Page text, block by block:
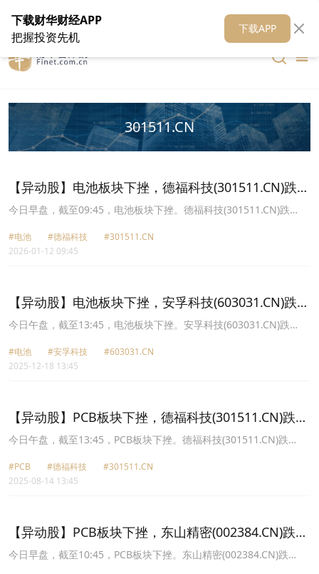
在线客服 关于我们 财华媒体矩阵 财华智库
301511.CN
【异动股】电池板块下挫，德福科技(301511.CN)跌
10.9%
今日早盘，截至09:45，电池板块下挫。德福科技(301511.CN)跌
利(002850.CN)跌5.40%报157.63元，欣旺达(300207.CN)跌5.23%报
24.28元，璞泰来(603659.CN)跌4.80%报26.38元，金银河
#电池 #德福科技
#301511.CN
2026-01-12 09:45
【异动股】电池板块下挫，安孚科技(603031.CN)跌
4.32%
今日午盘，截至13:45，电池板块下挫。安孚科技(603031.CN)跌
股份(002812.CN)跌3.88%报45.09元，万润新能(688275.CN)跌
3.84%报72.45元，湖南裕能(301358.CN)跌3.60%报63.11元，鹏辉
#电池 #安孚科技
#603031.CN
2025-12-18 13:45
【异动股】PCB板块下挫，德福科技(301511.CN)跌
9.66%
今日午盘，截至13:45，PCB板块下挫。德福科技(301511.CN)跌
微装(688630.CN)跌8.13%报132.3元，大族数控(301200.CN)跌
7.99%报94.77元，东山精密(002384.CN)跌7.82%报54.85元，鹏鼎
#PCB #德福科技
#301511.CN
2025-08-14 13:45
【异动股】PCB板块下挫，东山精密(002384.CN)跌
8.92%
今日早盘，截至10:45，PCB板块下挫。东山精密(002384.CN)跌
下载财华财经APP
把握投资先机
下载APP